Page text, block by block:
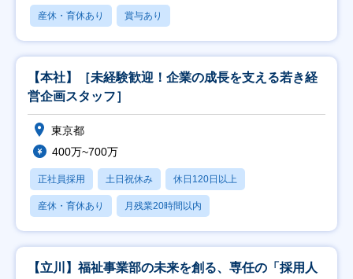
産休・育休あり 賞与あり
【本社】［未経験歓迎！企業の成長を支える若き経
営企画スタッフ］
東京都
400万~700万
正社員採用 土日祝休み 休日120日以上
産休・育休あり 月残業20時間以内
【立川】福祉事業部の未来を創る、専任の「採用人